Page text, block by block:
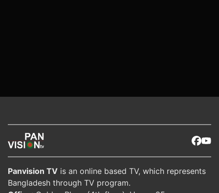
Panvision TV is an online based TV, which represents
Bangladesh through TV program.